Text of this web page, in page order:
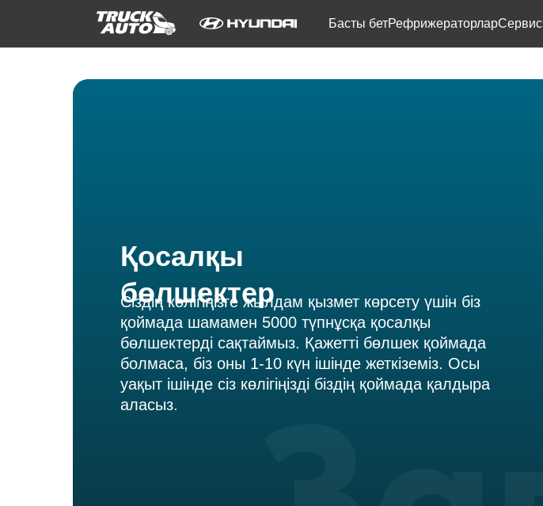
Басты бетРефрижераторларСервис
Қосалқы
бөлшектер
Сіздің көлігіңізге жылдам қызмет көрсету үшін біз
қоймада шамамен 5000 түпнұсқа қосалқы
бөлшектерді сақтаймыз. Қажетті бөлшек қоймада
болмаса, біз оны 1-10 күн ішінде жеткіземіз. Осы
уақыт ішінде сіз көлігіңізді біздің қоймада қалдыра
аласыз.